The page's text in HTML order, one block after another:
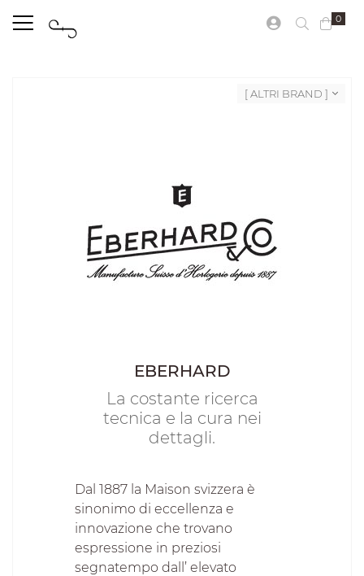
0
[ ALTRI BRAND ]
EBERHARD
La costante ricerca
tecnica e la cura nei
dettagli.
Dal 1887 la Maison svizzera è
sinonimo di eccellenza e
innovazione che trovano
espressione in preziosi
segnatempo dall’ elevato